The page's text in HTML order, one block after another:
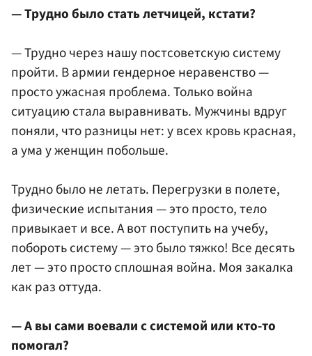
— Трудно было стать летчицей, кстати?
— Трудно через нашу постсоветскую систему
пройти. В армии гендерное неравенство —
просто ужасная проблема. Только война
ситуацию стала выравнивать. Мужчины вдруг
поняли, что разницы нет: у всех кровь красная,
а ума у женщин побольше.
Трудно было не летать. Перегрузки в полете,
физические испытания — это просто, тело
привыкает и все. А вот поступить на учебу,
побороть систему — это было тяжко! Все десять
лет — это просто сплошная война. Моя закалка
как раз оттуда.
— А вы сами воевали с системой или кто-то
помогал?